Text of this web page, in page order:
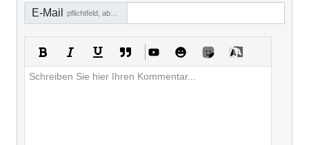
E-Mail